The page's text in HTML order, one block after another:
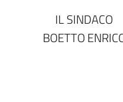
IL SINDACO
BOETTO